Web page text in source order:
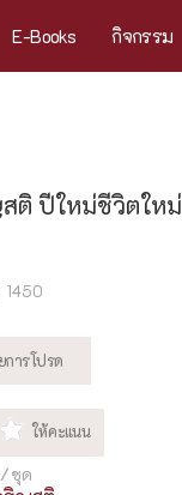
E-Books กิจกรรม
สติ ปีใหม่ชีวิตใ
1450
ชุด